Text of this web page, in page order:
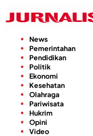
konten
News
Pemerintahan
Pendidikan
Politik
Ekonomi
Kesehatan
Olahraga
Pariwisata
Hukrim
Opini
Video